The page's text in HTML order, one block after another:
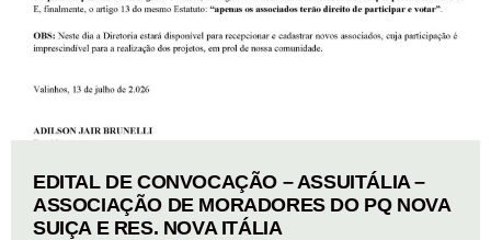
EDITAL DE CONVOCAÇÃO – ASSUITÁLIA –
ASSOCIAÇÃO DE MORADORES DO PQ NOVA
SUIÇA E RES. NOVA ITÁLIA